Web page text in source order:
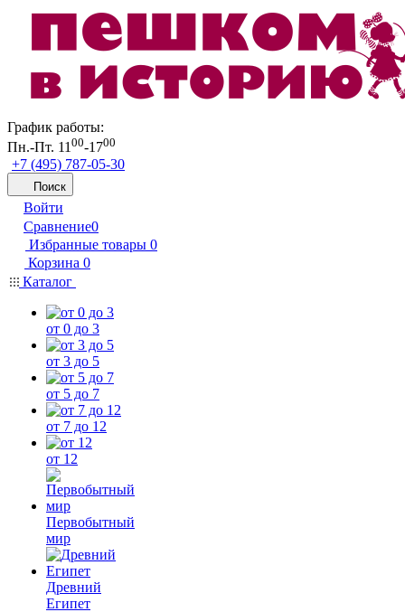
График работы:
Пн.-Пт. 1100-1700
+7 (495) 787-05-30
Поиск
Войти
Сравнение0
Избранные товары 0
Корзина 0
Каталог
от 0 до 3
от 3 до 5
от 5 до 7
от 7 до 12
от 12
Первобытный
мир
Древний
Египет